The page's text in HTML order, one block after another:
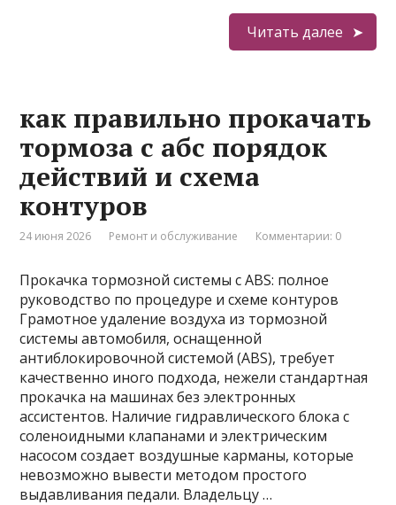
Читать далее
как правильно прокачать
тормоза с абс порядок
действий и схема
контуров
24 июня 2026 Ремонт и обслуживание Комментарии: 0
Прокачка тормозной системы с ABS: полное
руководство по процедуре и схеме контуров
Грамотное удаление воздуха из тормозной
системы автомобиля, оснащенной
антиблокировочной системой (ABS), требует
качественно иного подхода, нежели стандартная
прокачка на машинах без электронных
ассистентов. Наличие гидравлического блока с
соленоидными клапанами и электрическим
насосом создает воздушные карманы, которые
невозможно вывести методом простого
выдавливания педали. Владельцу …